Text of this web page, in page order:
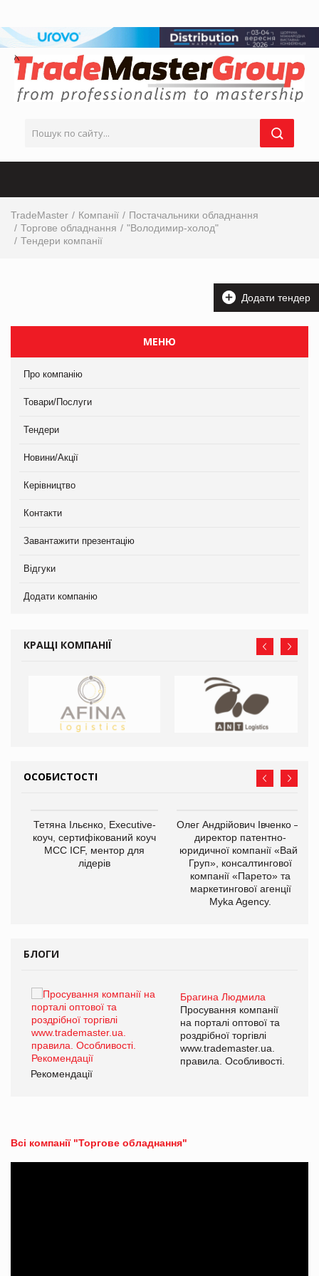
TradeMaster Компанії
Постачальники обладнання
Торгове обладнання
"Володимир-холод"
Тендери компанії
Додати тендер
МЕНЮ
Про компанію
Товари/Послуги
Тендери
Новини/Акції
Керівництво
Контакти
Завантажити презентацію
Відгуки
Додати компанію
КРАЩІ КОМПАНІЇ
ОСОБИСТОСТІ
Тетяна Ільєнко, Executive-
коуч, сертифікований коуч
МСС ICF, ментор для
лідерів
Олег Андрійович Івченко —
директор патентно-
юридичної компанії «Вайз
Груп», консалтингової
компанії «Парето» та
маркетингової агенції
Myka Agency.
БЛОГИ
Брагина Людмила
Просування компанії
на порталі оптової та
роздрібної торгівлі
www.trademaster.ua.
правила. Особливості.
Рекомендації
Всі компанії "Торгове обладнання"